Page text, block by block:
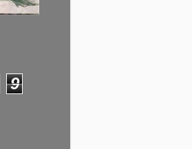
9